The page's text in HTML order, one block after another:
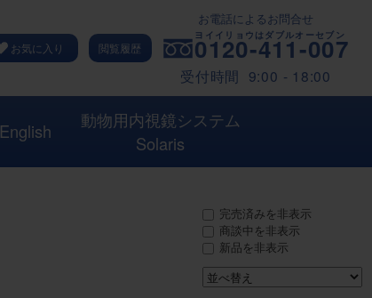
お気に入り 閲覧履歴
お電話によるお問合せ
0120-411-007
受付時間 9:00 - 18:00
English
動物用内視鏡システム
Solaris
完売済みを非表示
商談中を非表示
新品を非表示